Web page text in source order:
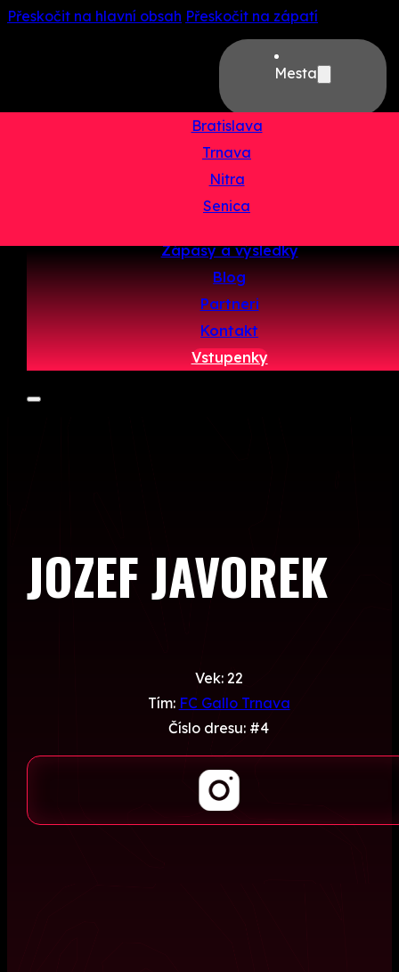
Přeskočit na hlavní obsah Přeskočit na zápatí
Mesta
Bratislava
Trnava
Nitra
Senica
Domov
O projekte
Zápasy a výsledky
Blog
Partneri
Kontakt
Vstupenky
JOZEF JAVOREK
Vek: 22
Tím: FC Gallo Trnava
Číslo dresu: #4